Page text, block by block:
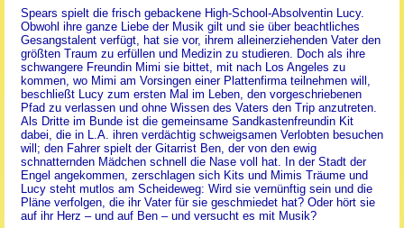
Spears spielt die frisch gebackene High-School-Absolventin Lucy.
Obwohl ihre ganze Liebe der Musik gilt und sie über beachtliches
Gesangstalent verfügt, hat sie vor, ihrem alleinerziehenden Vater den
größten Traum zu erfüllen und Medizin zu studieren. Doch als ihre
schwangere Freundin Mimi sie bittet, mit nach Los Angeles zu
kommen, wo Mimi am Vorsingen einer Plattenfirma teilnehmen will,
beschließt Lucy zum ersten Mal im Leben, den vorgeschriebenen
Pfad zu verlassen und ohne Wissen des Vaters den Trip anzutreten.
Als Dritte im Bunde ist die gemeinsame Sandkastenfreundin Kit
dabei, die in L.A. ihren verdächtig schweigsamen Verlobten besuchen
will; den Fahrer spielt der Gitarrist Ben, der von den ewig
schnatternden Mädchen schnell die Nase voll hat. In der Stadt der
Engel angekommen, zerschlagen sich Kits und Mimis Träume und
Lucy steht mutlos am Scheideweg: Wird sie vernünftig sein und die
Pläne verfolgen, die ihr Vater für sie geschmiedet hat? Oder hört sie
auf ihr Herz – und auf Ben – und versucht es mit Musik?